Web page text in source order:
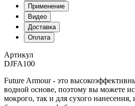
Применение
Видео
Доставка
Оплата
Артикул
DJFA100
Future Armour - это
водной основе, поэтому вы можете
мокрого, так и для сухого